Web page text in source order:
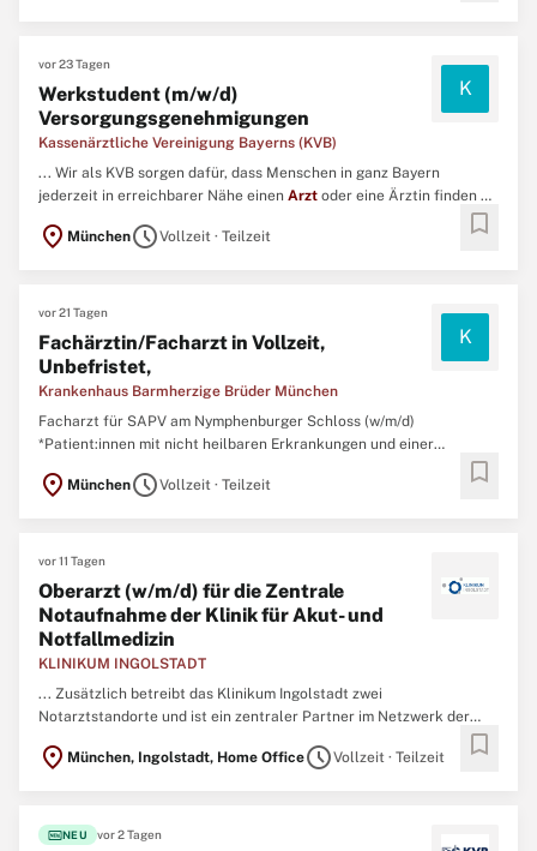
vor 23 Tagen
Werkstudent (m/w/d)
Versorgungsgenehmigungen
Kassenärztliche Vereinigung Bayerns (KVB)
K
... Wir als KVB sorgen dafür, dass Menschen in ganz Bayern
jederzeit in erreichbarer Nähe einen Arzt oder eine Ärztin finden –
location_on MünchenscheduleVollzeit · Teilzeit bookmark
vor 21 Tagen
Fachärztin/Facharzt in Vollzeit,
Unbefristet,
Krankenhaus Barmherzige Brüder München
K
Facharzt für SAPV am Nymphenburger Schloss (w/m/d)
*Patient:innen mit nicht heilbaren Erkrankungen und einer
versorgen, ist Ihnen eine Herzensangelegenheit. Die intensive
location_on MünchenscheduleVollzeit · Teilzeit bookmark
vor 11 Tagen
Oberarzt (w/m/d) für die Zentrale
Notaufnahme der Klinik für Akut- und
Notfallmedizin
KLINIKUM INGOLSTADT
... Zusätzlich betreibt das Klinikum Ingolstadt zwei
Notarztstandorte und ist ein zentraler Partner im Netzwerk der
location_on München, Ingolstadt, Home OfficescheduleVollzeit · Teilzeit bookmark
fiber_newNEU vor 2 Tagen